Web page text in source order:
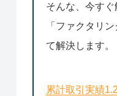
そんな、今す
「ファクタリ
て解決します。
累計取引実績